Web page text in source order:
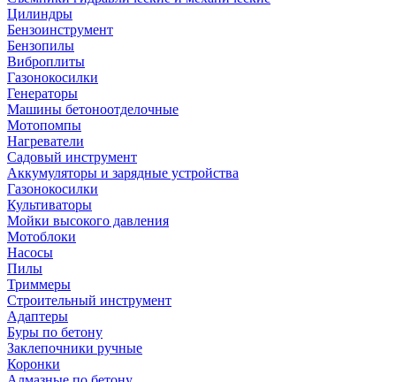
Цилиндры
Бензоинструмент
Бензопилы
Виброплиты
Газонокосилки
Генераторы
Машины бетоноотделочные
Мотопомпы
Нагреватели
Садовый инструмент
Аккумуляторы и зарядные устройства
Газонокосилки
Культиваторы
Мойки высокого давления
Мотоблоки
Насосы
Пилы
Триммеры
Строительный инструмент
Адаптеры
Буры по бетону
Заклепочники ручные
Коронки